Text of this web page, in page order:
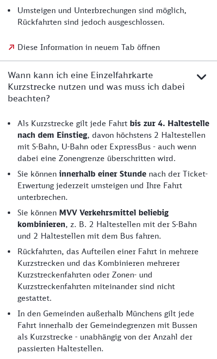
Umsteigen und Unterbrechungen sind möglich,
Rückfahrten sind jedoch ausgeschlossen.
Diese Information in neuem Tab öffnen
Wann kann ich eine Einzelfahrkarte
Kurzstrecke nutzen und was muss ich dabei
beachten?
Als Kurzstrecke gilt jede Fahrt bis zur 4. Haltestelle
nach dem Einstieg, davon höchstens 2 Haltestellen
mit S-Bahn, U-Bahn oder ExpressBus - auch wenn
dabei eine Zonengrenze überschritten wird.
Sie können innerhalb einer Stunde nach der Ticket-
Erwertung jederzeit umsteigen und Ihre Fahrt
unterbrechen.
Sie können MVV Verkehrsmittel beliebig
kombinieren, z. B. 2 Haltestellen mit der S-Bahn
und 2 Haltestellen mit dem Bus fahren.
Rückfahrten, das Aufteilen einer Fahrt in mehrere
Kurzstrecken und das Kombinieren mehrerer
Kurzstreckenfahrten oder Zonen- und
Kurzstreckenfahrten miteinander sind nicht
gestattet.
In den Gemeinden außerhalb Münchens gilt jede
Fahrt innerhalb der Gemeindegrenzen mit Bussen
als Kurzstrecke - unabhängig von der Anzahl der
passierten Haltestellen.